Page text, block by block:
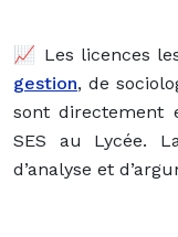
📈 Les licences
gestion, de
sont directement
SES au Lycée.
d’analyse et